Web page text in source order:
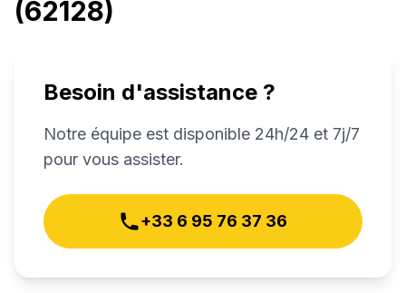
(62128)
Besoin d'assistance ?
Notre équipe est disponible 24h/24 et 7j/7
pour vous assister.
+33 6 95 76 37 36